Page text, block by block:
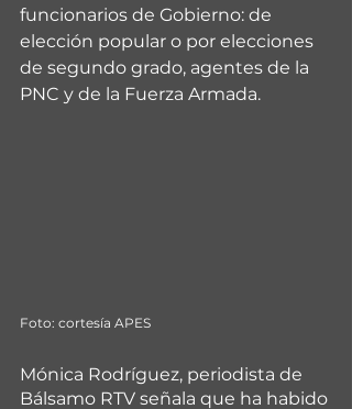
funcionarios de Gobierno: de
elección popular o por elecciones
de segundo grado, agentes de la
PNC y de la Fuerza Armada.
Foto: cortesía APES
Mónica Rodríguez, periodista de
Bálsamo RTV señala que ha habido